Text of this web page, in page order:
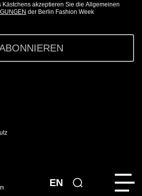
EN
Kästchens akzeptieren Sie die Allgemeinen
der Berlin Fashion Week